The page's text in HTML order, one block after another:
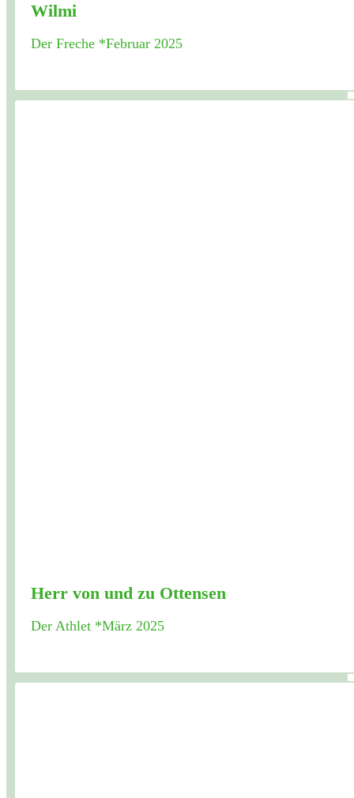
Wilmi
Der Freche *Februar 2025
Herr von und zu Ottensen
Der Athlet *März 2025